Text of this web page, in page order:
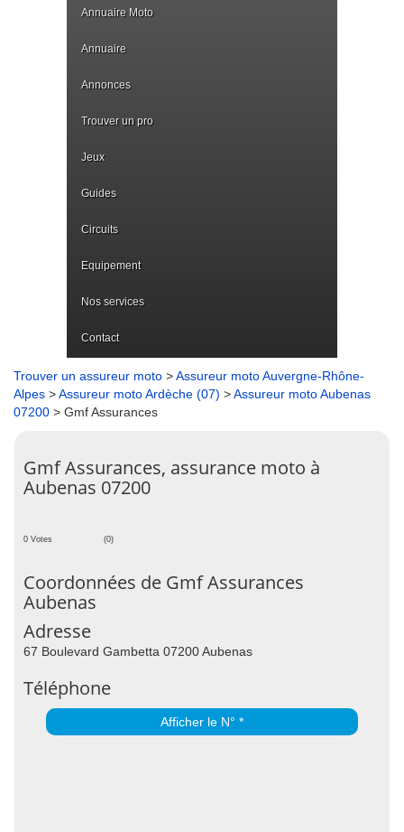
Annuaire Moto
Annuaire
Annonces
Trouver un pro
Jeux
Guides
Circuits
Equipement
Nos services
Contact
Trouver un assureur moto >Assureur moto Auvergne-Rhône-
Alpes >Assureur moto Ardèche (07) >Assureur moto Aubenas
07200 > Gmf Assurances
Gmf Assurances, assurance moto à
Aubenas 07200
0 Votes (0)
Coordonnées de Gmf Assurances
Aubenas
Adresse
67 Boulevard Gambetta 07200 Aubenas
Téléphone
Afficher le N° *